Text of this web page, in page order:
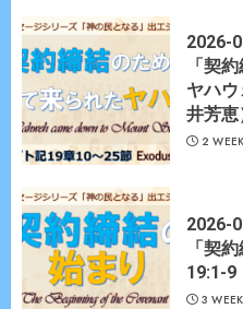
2026-
「契
ヤハ
井芳恵
2
2026-
「契
19:1-9
3